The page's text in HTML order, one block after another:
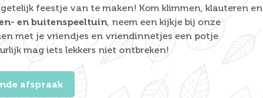
feestje van te maken! Kom klimmen, klauteren en
en buitenspeeltuin , neem een kijkje bij onze
met je vriendjes en vriendinnetjes een potje
mag iets lekkers niet ontbreken!
afspraak